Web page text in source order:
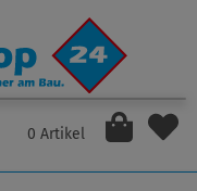
0 Artikel